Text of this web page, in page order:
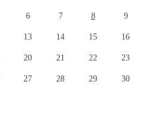
6 7 8 9
13 14 15 16
20 21 22 23
27 28 29 30